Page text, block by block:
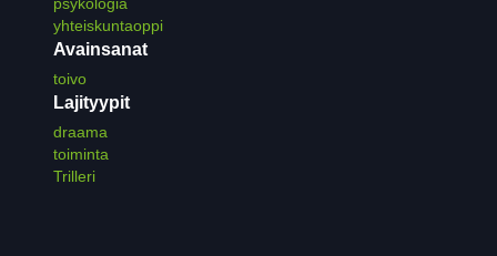
yhteiskuntaoppi
Avainsanat
toivo
Lajityypit
draama
toiminta
Trilleri